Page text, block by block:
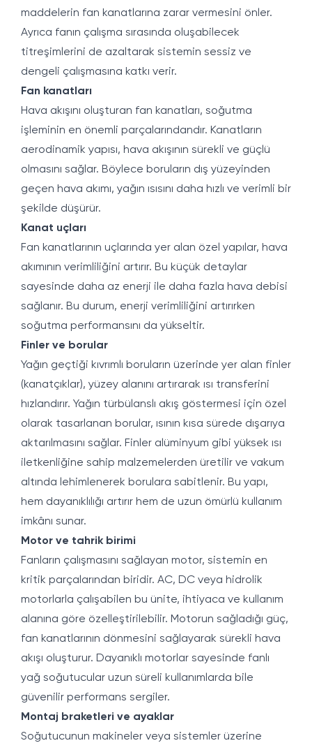
maddelerin fan kanatlarına zarar vermesini önler.
Ayrıca fanın çalışma sırasında oluşabilecek
titreşimlerini de azaltarak sistemin sessiz ve
dengeli çalışmasına katkı verir.
Fan kanatları
Hava akışını oluşturan fan kanatları, soğutma
işleminin en önemli parçalarındandır. Kanatların
aerodinamik yapısı, hava akışının sürekli ve güçlü
olmasını sağlar. Böylece boruların dış yüzeyinden
geçen hava akımı, yağın ısısını daha hızlı ve verimli bir
şekilde düşürür.
Kanat uçları
Fan kanatlarının uçlarında yer alan özel yapılar, hava
akımının verimliliğini artırır. Bu küçük detaylar
sayesinde daha az enerji ile daha fazla hava debisi
sağlanır. Bu durum, enerji verimliliğini artırırken
soğutma performansını da yükseltir.
Finler ve borular
Yağın geçtiği kıvrımlı boruların üzerinde yer alan finler
(kanatçıklar), yüzey alanını artırarak ısı transferini
hızlandırır. Yağın türbülanslı akış göstermesi için özel
olarak tasarlanan borular, ısının kısa sürede dışarıya
aktarılmasını sağlar. Finler alüminyum gibi yüksek ısı
iletkenliğine sahip malzemelerden üretilir ve vakum
altında lehimlenerek borulara sabitlenir. Bu yapı,
hem dayanıklılığı artırır hem de uzun ömürlü kullanım
imkânı sunar.
Motor ve tahrik birimi
Fanların çalışmasını sağlayan motor, sistemin en
kritik parçalarından biridir. AC, DC veya hidrolik
motorlarla çalışabilen bu ünite, ihtiyaca ve kullanım
alanına göre özelleştirilebilir. Motorun sağladığı güç,
fan kanatlarının dönmesini sağlayarak sürekli hava
akışı oluşturur. Dayanıklı motorlar sayesinde fanlı
yağ soğutucular uzun süreli kullanımlarda bile
güvenilir performans sergiler.
Montaj braketleri ve ayaklar
Soğutucunun makineler veya sistemler üzerine